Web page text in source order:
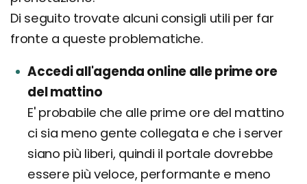
Di seguito trovate alcuni consigli utili per far
fronte a queste problematiche.
Accedi all'agenda online alle prime ore
del mattino
E' probabile che alle prime ore del mattino
ci sia meno gente collegata e che i server
siano più liberi, quindi il portale dovrebbe
essere più veloce, performante e meno